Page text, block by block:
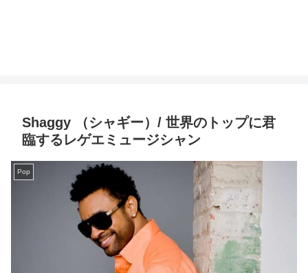
Shaggy （シャギー）/ 世界のトップに君
臨するレゲエミュージシャン
Pop